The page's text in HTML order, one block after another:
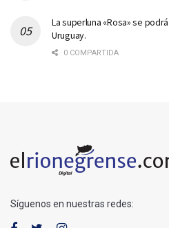
La superluna «Rosa» se
Uruguay.
0 COMPARTIDA
Síguenos en nuestras redes: